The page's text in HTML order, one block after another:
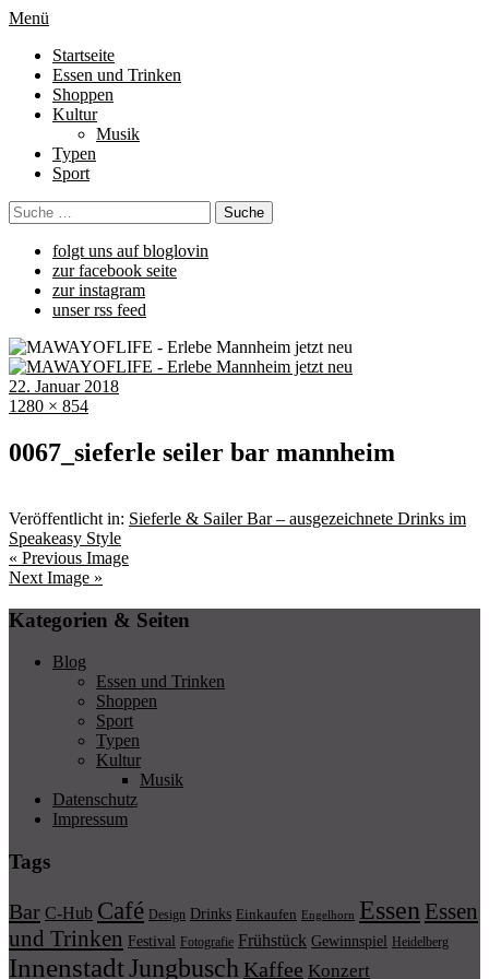
Menü
Startseite
Essen und Trinken
Shoppen
Kultur
Musik
Typen
Sport
folgt uns auf bloglovin
zur facebook seite
zur instagram
unser rss feed
22. Januar 2018
1280 × 854
0067_sieferle seiler bar mannheim
Veröffentlicht in: Sieferle & Sailer Bar – ausgezeichnete Drinks im
Speakeasy Style
« Previous Image
Next Image »
Kategorien & Seiten
Blog
Essen und Trinken
Shoppen
Sport
Typen
Kultur
Musik
Datenschutz
Impressum
Tags
Bar C-Hub Café Design Drinks Einkaufen Engelhorn Essen Essen
und Trinken Festival Fotografie Frühstück Gewinnspiel Heidelberg
InnenstadtJungbusch Kaffee Konzert